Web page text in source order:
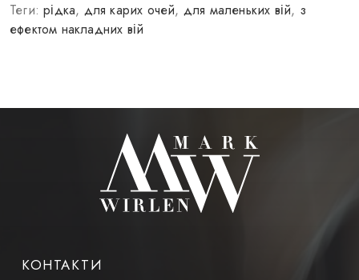
Теги:рідка, для карих очей, для маленьких вій, з
ефектом накладних вій
КОНТАКТИ